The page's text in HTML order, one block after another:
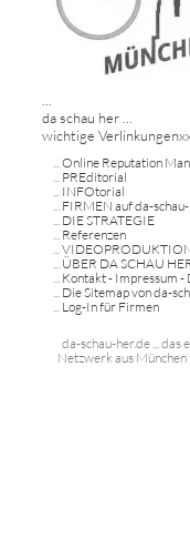
da schau her ...
wichtige
Online Reputation
PREditorial
INFOtorial
FIRMEN auf da-
DIE STRATEGIE
Referenzen
ÜBER DA SCHAU
Kontakt - Impressum -
Die Sitemap von da-
Log-In für Firmen
da-schau-her.de ...
Netzwerk aus